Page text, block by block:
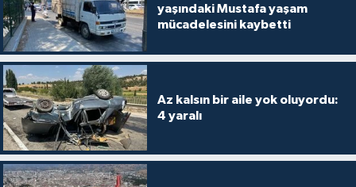
yaşındaki Mustafa yaşam
mücadelesini kaybetti
Az kalsın bir aile yok oluyordu:
4 yaralı